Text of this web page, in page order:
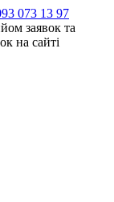
073 13 97
заявок та
на сайті